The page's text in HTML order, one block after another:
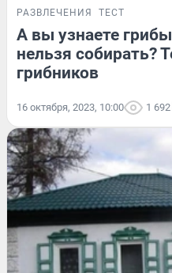
РАЗВЛЕЧЕНИЯ ТЕСТ
А вы узнаете
нельзя собирать?
грибников
16 октября, 2023, 10:00 1 692